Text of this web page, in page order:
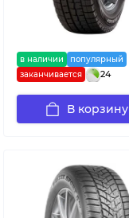
в наличии
популярный
заканчивается
24
В корзину